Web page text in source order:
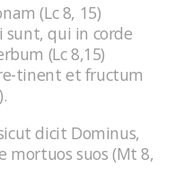
(Lc 8, 15)
sunt, qui in corde
(Lc 8,15)
tinent et fructum
dicit Dominus,
suos (Mt 8,